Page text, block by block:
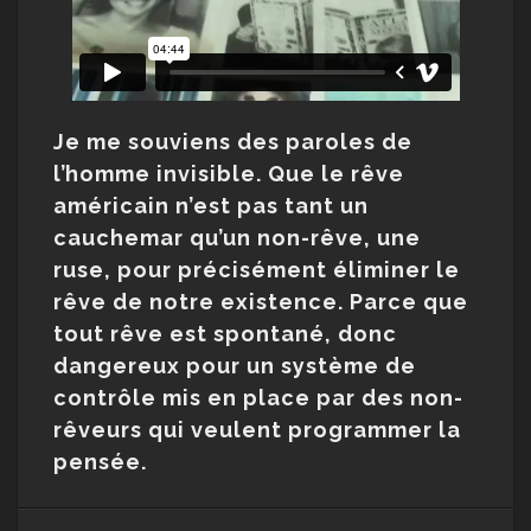
Je me souviens des paroles de
l’homme invisible. Que le rêve
américain n’est pas tant un
cauchemar qu’un non-rêve, une
ruse, pour précisément éliminer le
rêve de notre existence. Parce que
tout rêve est spontané, donc
dangereux pour un système de
contrôle mis en place par des non-
rêveurs qui veulent programmer la
pensée.